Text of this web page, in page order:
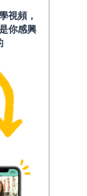
視頻，
你感興